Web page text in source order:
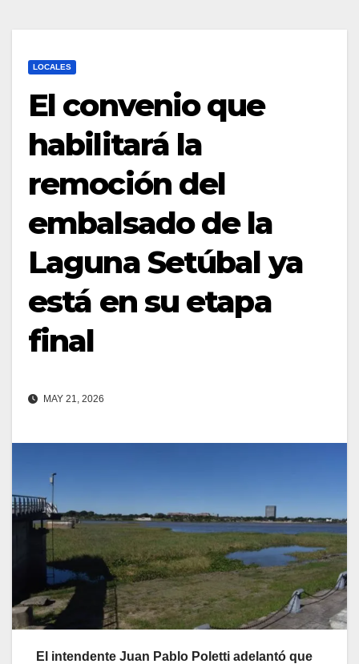
LOCALES
El convenio que
habilitará la
remoción del
embalsado de la
Laguna Setúbal ya
está en su etapa
final
MAY 21, 2026
El intendente Juan Pablo Poletti adelantó que